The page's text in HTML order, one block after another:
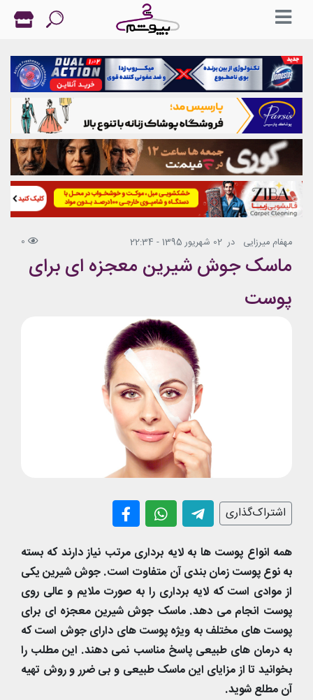
مهفام میرزایی در 02 شهریور 1395 - 22:34 0
ماسک جوش شیرین معجزه ای برای
پوست
اشتراک‌گذاری
همه انواع پوست ها به لایه برداری مرتب نیاز دارند که بسته
به نوع پوست زمان بندی آن متفاوت است. جوش شیرین یکی
از موادی است که لایه برداری را به صورت ملایم و عالی روی
پوست انجام می دهد. ماسک جوش شیرین معجزه ای برای
پوست های مختلف به ویژه پوست های دارای جوش است که
به درمان های طبیعی پاسخ مناسب نمی دهند. این مطلب را
بخوانید تا از مزایای این ماسک طبیعی و بی ضرر و روش تهیه
آن مطلع شوید.